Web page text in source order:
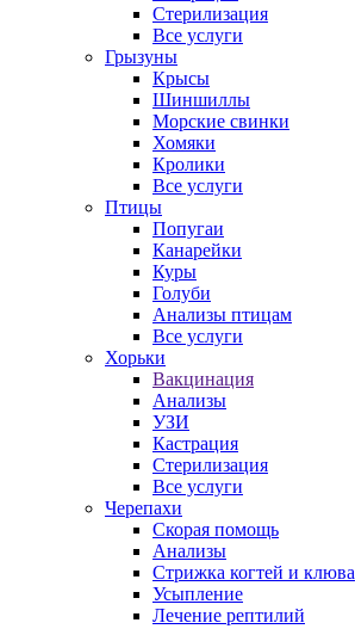
Стерилизация
Все услуги
Грызуны
Крысы
Шиншиллы
Морские свинки
Хомяки
Кролики
Все услуги
Птицы
Попугаи
Канарейки
Куры
Голуби
Анализы птицам
Все услуги
Хорьки
Вакцинация
Анализы
УЗИ
Кастрация
Стерилизация
Все услуги
Черепахи
Скорая помощь
Анализы
Стрижка когтей и клюва
Усыпление
Лечение рептилий